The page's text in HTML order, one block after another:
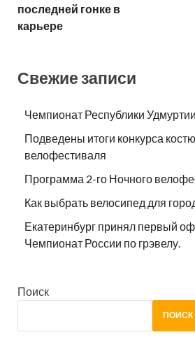
последней гонке в
карьере
Свежие записи
Чемпионат Республики
Подведены итоги конкурса
велофестиваля
Программа 2-го Ночного
Как выбрать велосипед для
Екатеринбург принял первый
Чемпионат России по грэвелу.
Поиск
ПОИСК